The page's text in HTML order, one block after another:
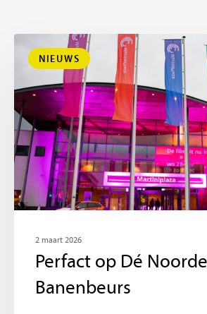
NIEUWS
2 maart 2026
Perfact op Dé
Banenbeurs